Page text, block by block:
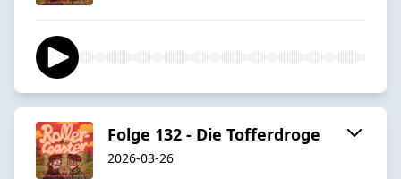
Folge 132 - Die Tofferdroge
2026-03-26